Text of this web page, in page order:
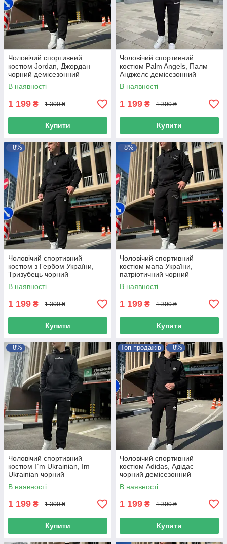
Чоловічий спортивний
костюм Jordan, Джордан
чорний демісезонний
комплект
В наявності
1 199 ₴ 1 300 ₴
Купити
Чоловічий спортивний
костюм Palm Angels, Палм
Анджелс демісезонний
комплект
В наявності
1 199 ₴ 1 300 ₴
Купити
–8%
Чоловічий спортивний
костюм з Гербом України,
Тризубець чорний
демісезонний комплект
В наявності
1 199 ₴ 1 300 ₴
Купити
–8%
Чоловічий спортивний
костюм мапа України,
патріотичний чорний
демісезонний комплект
В наявності
1 199 ₴ 1 300 ₴
Купити
–8%
Чоловічий спортивний
костюм I`m Ukrainian, Im
Ukrainian чорний
демісезонний я Українець
комплект
В наявності
1 199 ₴ 1 300 ₴
Купити
Топ продажів –8%
Чоловічий спортивний
костюм Adidas, Адідас
чорний демісезонний
комплект
В наявності
1 199 ₴ 1 300 ₴
Купити